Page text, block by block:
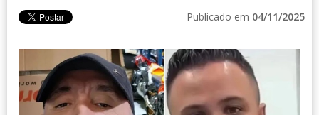
Publicado em 04/11/2025